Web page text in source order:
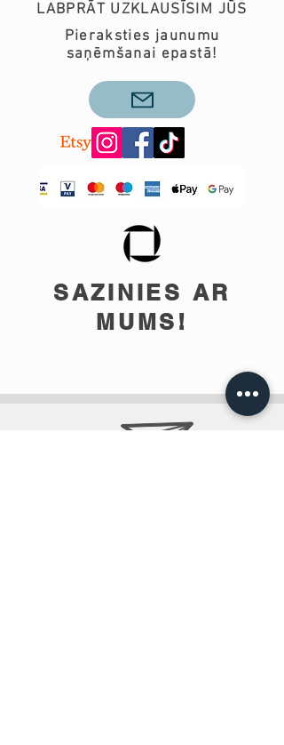
LABPRĀT UZKLAUSĪSIM JŪS
Pieraksties jaunumu
saņēmšanai epastā!
SAZINIES AR
MUMS!